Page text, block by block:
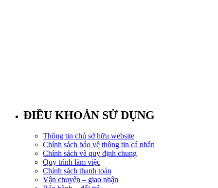
ĐIỀU KHOẢN SỬ DỤNG
Thông tin chủ sở hữu website
Chính sách bảo vệ thông tin cá nhân
Chính sách và quy định chung
Quy trình làm việc
Chính sách thanh toán
Vận chuyển – giao nhận